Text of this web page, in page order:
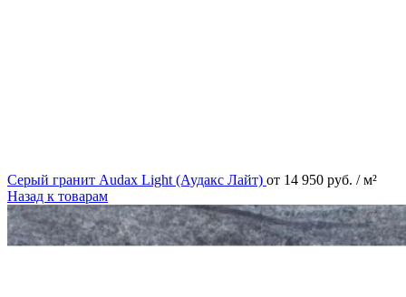
Серый гранит Audax Light (Аудакс Лайт) от 14 950 руб. / м²
Назад к товарам